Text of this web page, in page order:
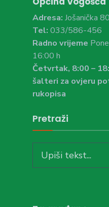
Adresa: Jošanička
Tel: 033/586-456
Radno vrijeme
16:00 h
Četvrtak, 8:00 –
šalteri za ovjeru
rukopisa
Pretraži
for: